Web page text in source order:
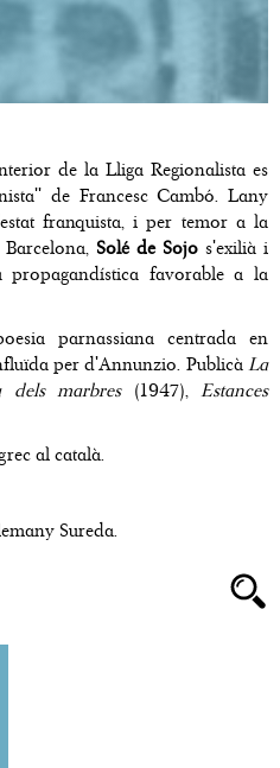
de la Lliga Regionalista es
de Francesc Cambó. Lany
franquista, i per temor a la
Solé de Sojo s'exilià i
propagandística favorable a la
parnassiana centrada en
per d'Annunzio. Publicà La
dels marbres (1947),Estances
al català.
Sureda.